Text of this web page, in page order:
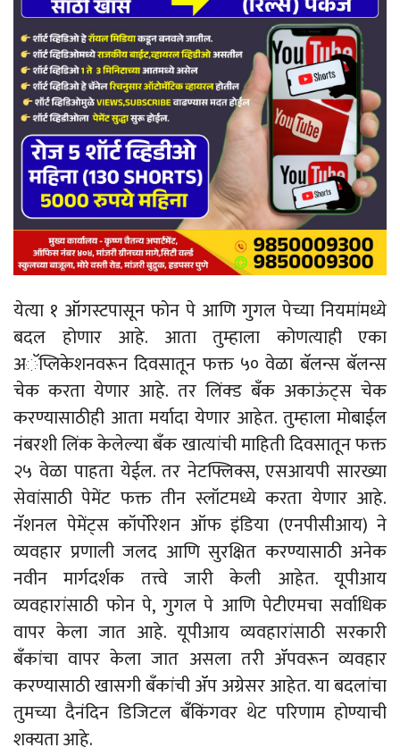
येत्या १ ऑगस्टपासून फोन पे आणि गुगल पेच्या नियमांमध्ये
बदल होणार आहे. आता तुम्हाला कोणत्याही एका
अॅप्लिकेशनवरून दिवसातून फक्त ५० वेळा बॅलन्स बॅलन्स
चेक करता येणार आहे. तर लिंक्ड बँक अकाऊंट्स चेक
करण्यासाठीही आता मर्यादा येणार आहेत. तुम्हाला मोबाईल
नंबरशी लिंक केलेल्या बँक खात्यांची माहिती दिवसातून फक्त
२५ वेळा पाहता येईल. तर नेटफ्लिक्स, एसआयपी सारख्या
सेवांसाठी पेमेंट फक्त तीन स्लॉटमध्ये करता येणार आहे.
नॅशनल पेमेंट्स कॉर्पोरेशन ऑफ इंडिया (एनपीसीआय) ने
व्यवहार प्रणाली जलद आणि सुरक्षित करण्यासाठी अनेक
नवीन मार्गदर्शक तत्त्वे जारी केली आहेत. यूपीआय
व्यवहारांसाठी फोन पे, गुगल पे आणि पेटीएमचा सर्वाधिक
वापर केला जात आहे. यूपीआय व्यवहारांसाठी सरकारी
बँकांचा वापर केला जात असला तरी ॲपवरून व्यवहार
करण्यासाठी खासगी बँकांची ॲप अग्रेसर आहेत. या बदलांचा
तुमच्या दैनंदिन डिजिटल बँकिंगवर थेट परिणाम होण्याची
शक्यता आहे.